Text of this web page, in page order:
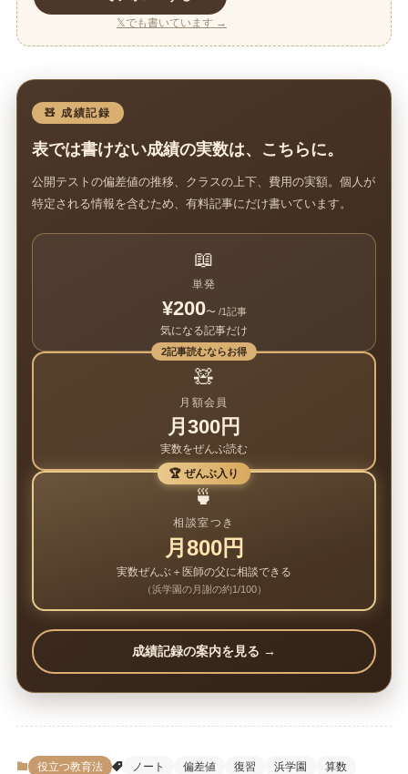
𝕏でも書いています →
🧸 成績記録
表では書けない成績の実数は、こちらに。
公開テストの偏差値の推移、クラスの上下、費用の実額。個人が
特定される情報を含むため、有料記事にだけ書いています。
📖
単発
¥200〜 /1記事
気になる記事だけ
2記事読むならお得
🧸
月額会員
月300円
実数をぜんぶ読む
🏆 ぜんぶ入り
🍵
相談室つき
月800円
実数ぜんぶ＋医師の父に相談できる
（浜学園の月謝の約1/100）
成績記録の案内を見る →
役立つ教育法 ノート 偏差値 復習 浜学園 算数